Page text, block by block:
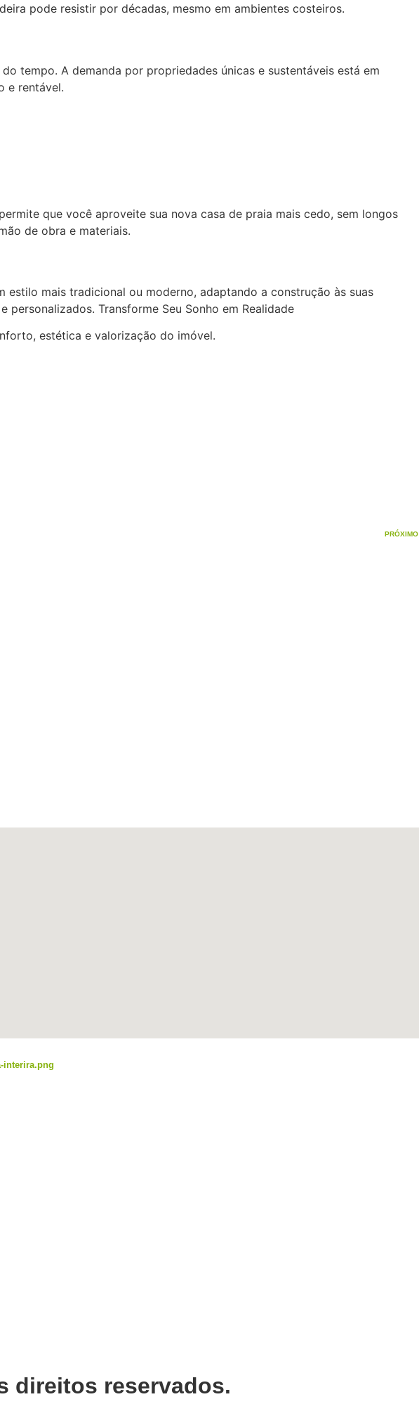
pode resistir por décadas, mesmo em ambientes costeiros.
tempo. A demanda por propriedades únicas e sustentáveis está em
e rentável.
que você aproveite sua nova casa de praia mais cedo, sem longos
de obra e materiais.
mais tradicional ou moderno, adaptando a construção às suas
Transforme Seu Sonho em Realidade
estética e valorização do imóvel.
PRÓXIMO
direitos reservados.